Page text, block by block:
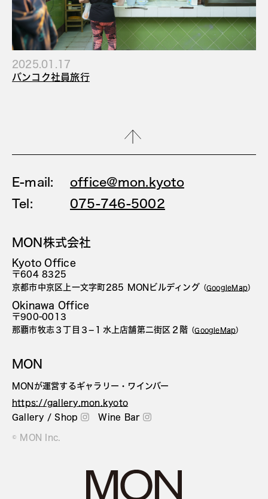
2025.01.17
バンコク社員旅行
E-mail:
office@mon.kyoto
Tel:
075-746-5002
MON株式会社
Kyoto Office
〒604 8325
京都市中京区上一文字町285 MONビルディング （GoogleMap）
Okinawa Office
〒900-0013
那覇市牧志３丁目３−１水上店舗第二街区２階 （GoogleMap）
MON
MONが運営するギャラリー・ワインバー
https://gallery.mon.kyoto
Gallery / Shop
Wine Bar
© MON Inc.